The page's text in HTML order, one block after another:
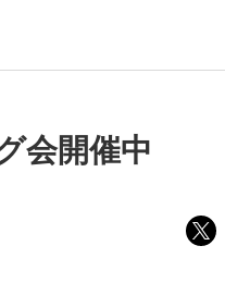
会開催中